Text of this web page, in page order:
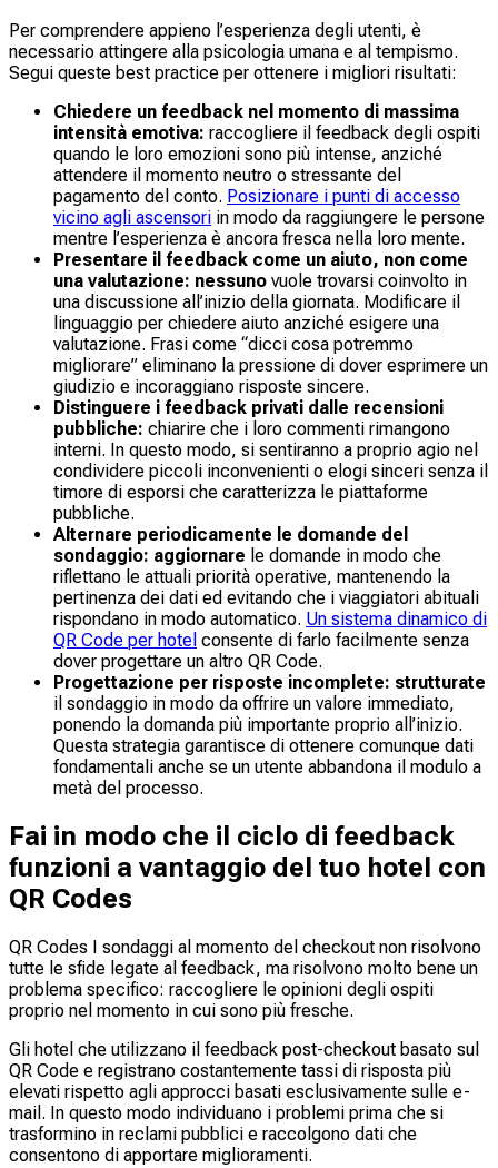
Per comprendere appieno l’esperienza degli utenti, è
necessario attingere alla psicologia umana e al tempismo.
Segui queste best practice per ottenere i migliori risultati:
Chiedere un feedback nel momento di massima
intensità emotiva: raccogliere il feedback degli ospiti
quando le loro emozioni sono più intense, anziché
attendere il momento neutro o stressante del
pagamento del conto. Posizionare i punti di accesso
vicino agli ascensori in modo da raggiungere le persone
mentre l’esperienza è ancora fresca nella loro mente.
Presentare il feedback come un aiuto, non come
una valutazione: nessuno vuole trovarsi coinvolto in
una discussione all’inizio della giornata. Modificare il
linguaggio per chiedere aiuto anziché esigere una
valutazione. Frasi come “dicci cosa potremmo
migliorare” eliminano la pressione di dover esprimere un
giudizio e incoraggiano risposte sincere.
Distinguere i feedback privati dalle recensioni
pubbliche: chiarire che i loro commenti rimangono
interni. In questo modo, si sentiranno a proprio agio nel
condividere piccoli inconvenienti o elogi sinceri senza il
timore di esporsi che caratterizza le piattaforme
pubbliche.
Alternare periodicamente le domande del
sondaggio: aggiornare le domande in modo che
riflettano le attuali priorità operative, mantenendo la
pertinenza dei dati ed evitando che i viaggiatori abituali
rispondano in modo automatico. Un sistema dinamico di
QR Code per hotel consente di farlo facilmente senza
dover progettare un altro QR Code.
Progettazione per risposte incomplete: strutturate
il sondaggio in modo da offrire un valore immediato,
ponendo la domanda più importante proprio all’inizio.
Questa strategia garantisce di ottenere comunque dati
fondamentali anche se un utente abbandona il modulo a
metà del processo.
Fai in modo che il ciclo di feedback
funzioni a vantaggio del tuo hotel con
QR Codes
QR Codes I sondaggi al momento del checkout non risolvono
tutte le sfide legate al feedback, ma risolvono molto bene un
problema specifico: raccogliere le opinioni degli ospiti
proprio nel momento in cui sono più fresche.
Gli hotel che utilizzano il feedback post-checkout basato sul
QR Code e registrano costantemente tassi di risposta più
elevati rispetto agli approcci basati esclusivamente sulle e-
mail. In questo modo individuano i problemi prima che si
trasformino in reclami pubblici e raccolgono dati che
consentono di apportare miglioramenti.